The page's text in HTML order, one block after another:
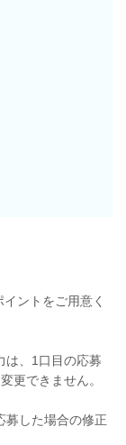
ントをご用意く
は、1口目の応募
更できません。
募した場合の修正